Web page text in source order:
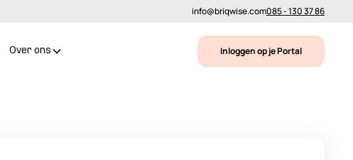
info@briqwise.com085 - 130 37 86
Over ons Inloggen op je Portal